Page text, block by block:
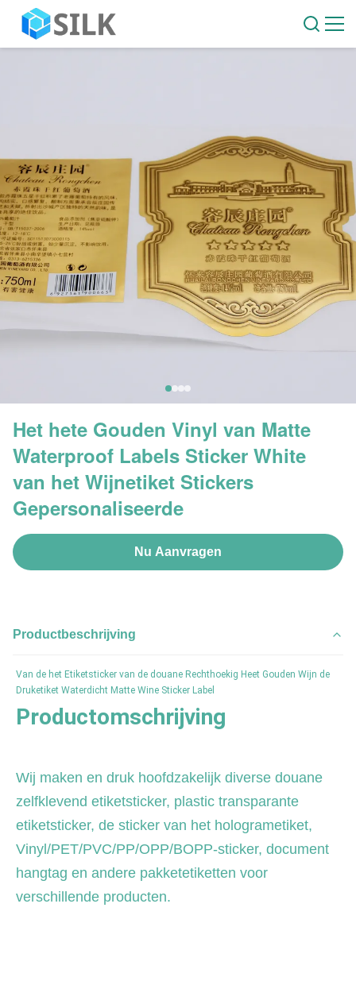
Het hete Gouden Vinyl van Matte
Waterproof Labels Sticker White
van het Wijnetiket Stickers
Gepersonaliseerde
Nu Aanvragen
Productbeschrijving
Van de het Etiketsticker van de douane Rechthoekig Heet Gouden Wijn de
Druketiket Waterdicht Matte Wine Sticker Label
Productomschrijving
Wij maken en druk hoofdzakelijk diverse douane
zelfklevend etiketsticker, plastic transparante
etiketsticker, de sticker van het hologrametiket,
Vinyl/PET/PVC/PP/OPP/BOPP-sticker, document
hangtag en andere pakketetiketten voor
verschillende producten.